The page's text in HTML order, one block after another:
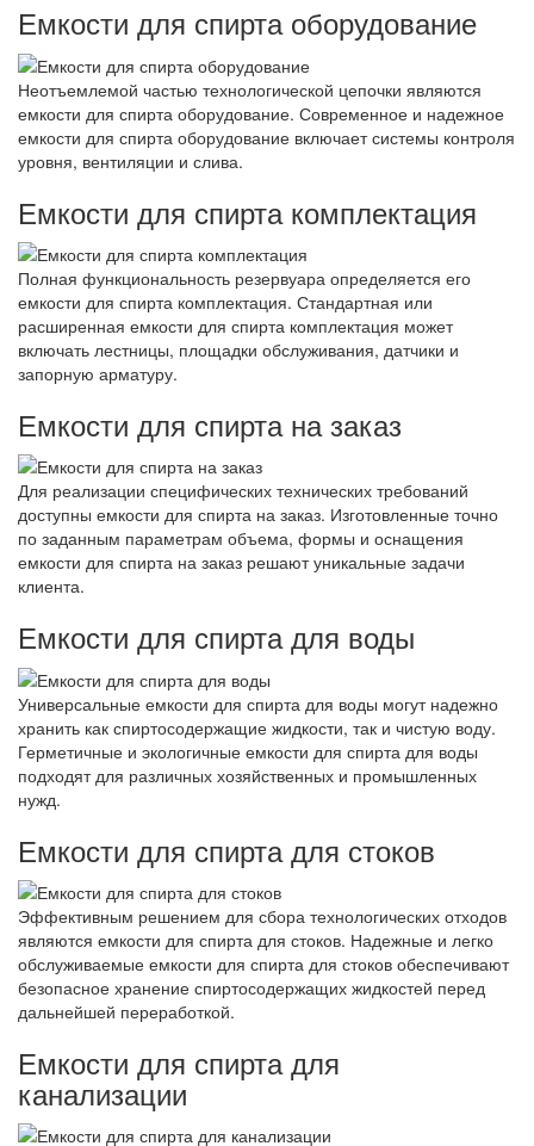
Емкости для спирта оборудование
Неотъемлемой частью технологической цепочки являются
емкости для спирта оборудование. Современное и надежное
емкости для спирта оборудование включает системы контроля
уровня, вентиляции и слива.
Емкости для спирта комплектация
Полная функциональность резервуара определяется его
емкости для спирта комплектация. Стандартная или
расширенная емкости для спирта комплектация может
включать лестницы, площадки обслуживания, датчики и
запорную арматуру.
Емкости для спирта на заказ
Для реализации специфических технических требований
доступны емкости для спирта на заказ. Изготовленные точно
по заданным параметрам объема, формы и оснащения
емкости для спирта на заказ решают уникальные задачи
клиента.
Емкости для спирта для воды
Универсальные емкости для спирта для воды могут надежно
хранить как спиртосодержащие жидкости, так и чистую воду.
Герметичные и экологичные емкости для спирта для воды
подходят для различных хозяйственных и промышленных
нужд.
Емкости для спирта для стоков
Эффективным решением для сбора технологических отходов
являются емкости для спирта для стоков. Надежные и легко
обслуживаемые емкости для спирта для стоков обеспечивают
безопасное хранение спиртосодержащих жидкостей перед
дальнейшей переработкой.
Емкости для спирта для
канализации